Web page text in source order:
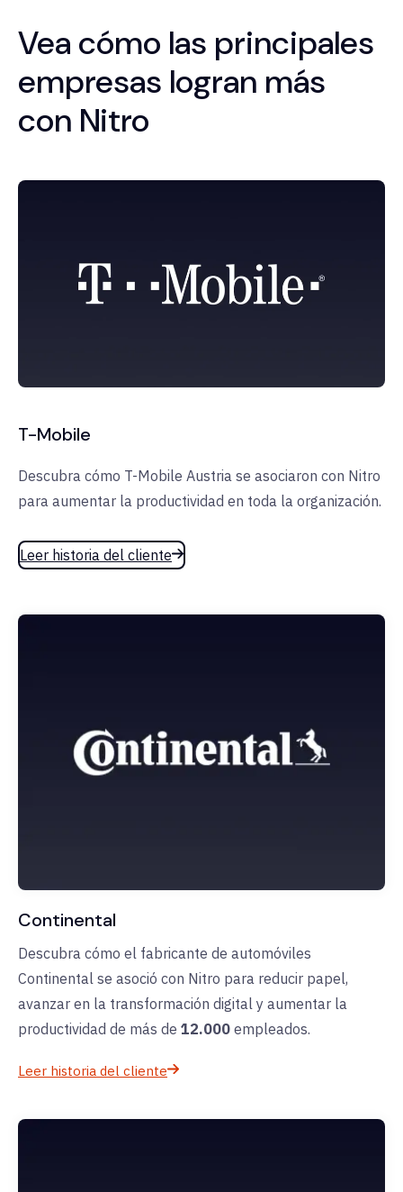
Vea cómo las principales
empresas logran más
con Nitro
T-Mobile
Descubra cómo T-Mobile Austria se asociaron con Nitro
para aumentar la productividad en toda la organización.
Leer historia del cliente
Continental
Descubra cómo el fabricante de automóviles
Continental se asoció con Nitro para reducir papel,
avanzar en la transformación digital y aumentar la
productividad de más de 12.000 empleados.
Leer historia del cliente